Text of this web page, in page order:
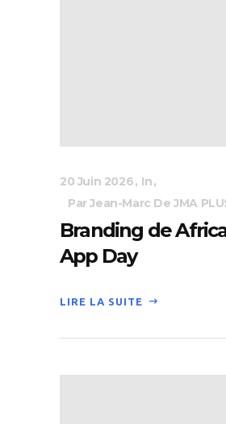
20 Juin 2026
In
Par Jean-Marc De JMA
Branding de
App Day
LIRE LA SUITE